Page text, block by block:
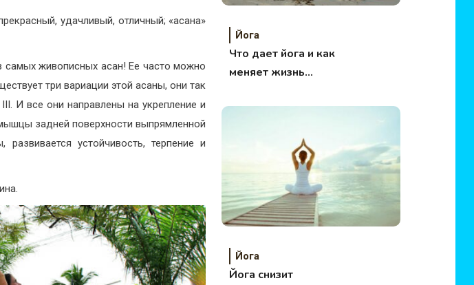
удачливый, отличный; «асана»
самых живописных асан! Ее часто можно
три вариации этой асаны, они так
III. И все они направлены на укрепление и
задней поверхности выпрямленной
устойчивость, терпение и
Йога
Что дает йога и как
меняет жизнь
Йога
Йога снизит